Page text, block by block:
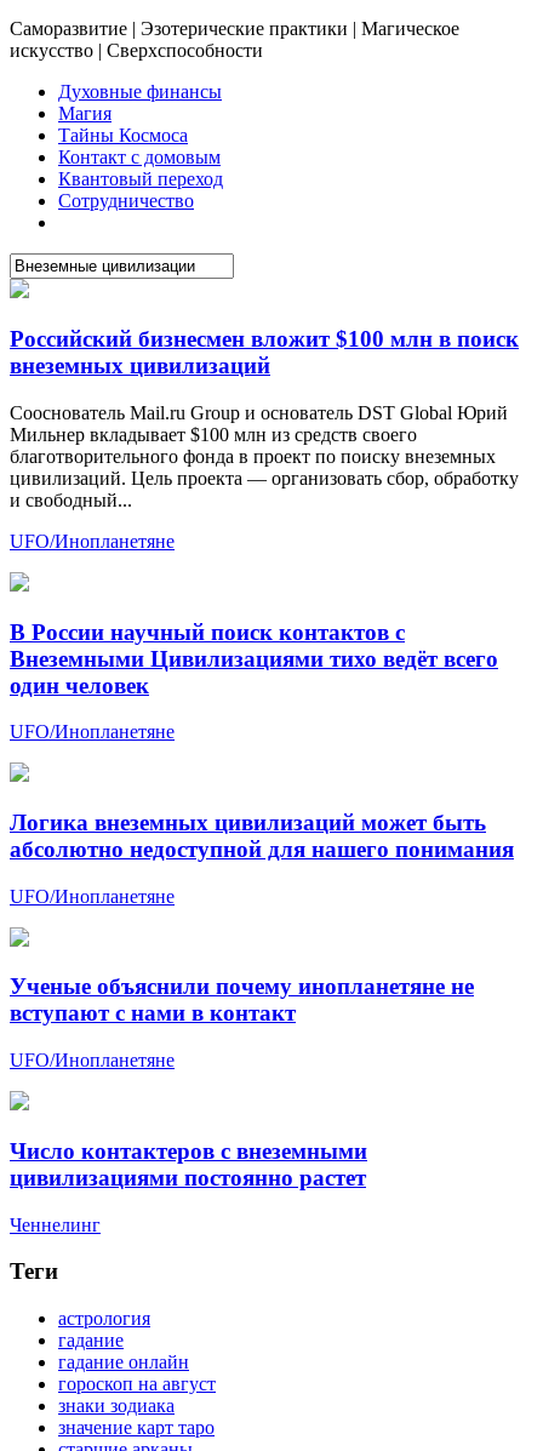
Саморазвитие | Эзотерические практики | Магическое
искусство | Сверхспособности
Духовные финансы
Магия
Тайны Космоса
Контакт с домовым
Квантовый переход
Сотрудничество
Российский бизнесмен вложит $100 млн в поиск
внеземных цивилизаций
Сооснователь Mail.ru Group и основатель DST Global Юрий
Мильнер вкладывает $100 млн из средств своего
благотворительного фонда в проект по поиску внеземных
цивилизаций. Цель проекта — организовать сбор, обработку
и свободный...
UFO/Инопланетяне
В России научный поиск контактов с
Внеземными Цивилизациями тихо ведёт всего
один человек
UFO/Инопланетяне
Логика внеземных цивилизаций может быть
абсолютно недоступной для нашего понимания
UFO/Инопланетяне
Ученые объяснили почему инопланетяне не
вступают с нами в контакт
UFO/Инопланетяне
Число контактеров с внеземными
цивилизациями постоянно растет
Ченнелинг
Теги
астрология
гадание
гадание онлайн
гороскоп на август
знаки зодиака
значение карт таро